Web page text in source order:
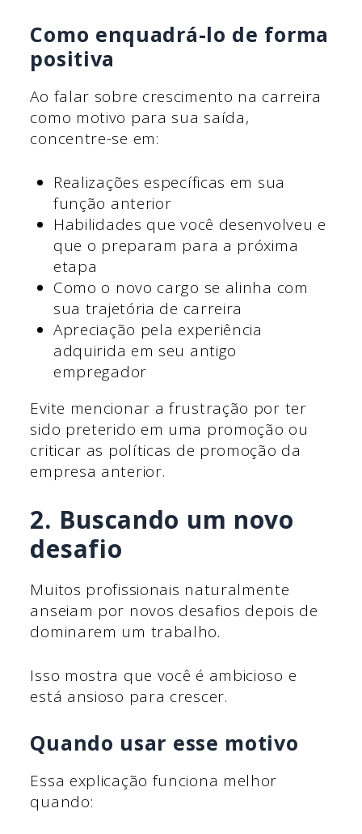
Como enquadrá-lo de forma
positiva
Ao falar sobre crescimento na carreira
como motivo para sua saída,
concentre-se em:
Realizações específicas em sua
função anterior
Habilidades que você desenvolveu e
que o preparam para a próxima
etapa
Como o novo cargo se alinha com
sua trajetória de carreira
Apreciação pela experiência
adquirida em seu antigo
empregador
Evite mencionar a frustração por ter
sido preterido em uma promoção ou
criticar as políticas de promoção da
empresa anterior.
2. Buscando um novo
desafio
Muitos profissionais naturalmente
anseiam por novos desafios depois de
dominarem um trabalho.
Isso mostra que você é ambicioso e
está ansioso para crescer.
Quando usar esse motivo
Essa explicação funciona melhor
quando: